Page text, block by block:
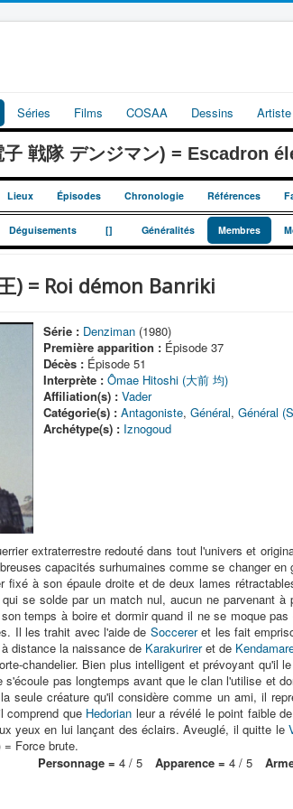
Séries Films COSAA Dessins
戦隊 デンジマン) = Escadron
Lieux Épisodes Chronologie Références
Déguisements [] Généralités Membres
) = Roi démon Banriki
Série : Denziman(1980)
Première apparition :Épisode 37
Décès :Épisode 51
Interprète : Ômae Hitoshi (大前 均)
Affiliation(s) : Vader
Catégorie(s) : Antagoniste, Général, Général
Archétype(s) : Iznogoud
extraterrestre redouté dans tout l'univers et
capacités surhumaines comme se changer
à son épaule droite et de deux lames
qui se solde par un match nul, aucun ne parvenant
temps à boire et dormir quand il ne se moque
Il les trahit avec l'aide de Soccereret les fait
distance la naissance de Karakurireret de
chandelier. Bien plus intelligent et prévoyant
s'écoule pas longtemps avant que le clan l'utilise et
seule créature qu'il considère comme un ami, il
comprend que Hedorian leur a révélé le point faible
yeux en lui lançant des éclairs. Aveuglé, il quitte le
Force brute.
Personnage = 4 / 5 Apparence = 4 / 5